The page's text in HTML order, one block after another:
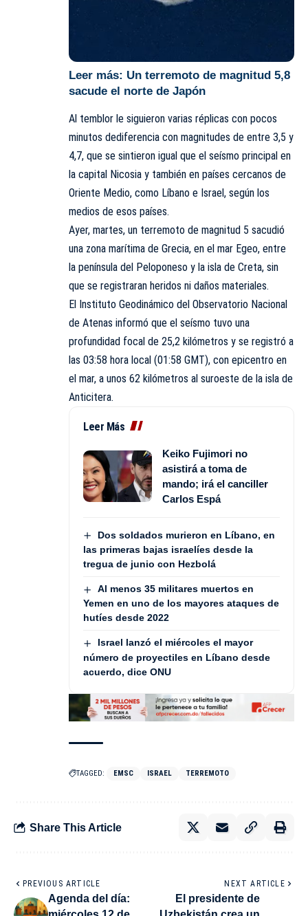
Leer más: Un terremoto de magnitud 5,8
sacude el norte de Japón
Al temblor le siguieron varias réplicas con pocos
minutos dediferencia con magnitudes de entre 3,5 y
4,7, que se sintieron igual que el seísmo principal en
la capital Nicosia y también en países cercanos de
Oriente Medio, como Líbano e Israel, según los
medios de esos países.
Ayer, martes, un terremoto de magnitud 5 sacudió
una zona marítima de Grecia, en el mar Egeo, entre
la península del Peloponeso y la isla de Creta, sin
que se registraran heridos ni daños materiales.
El Instituto Geodinámico del Observatorio Nacional
de Atenas informó que el seísmo tuvo una
profundidad focal de 25,2 kilómetros y se registró a
las 03:58 hora local (01:58 GMT), con epicentro en
el mar, a unos 62 kilómetros al suroeste de la isla de
Anticitera.
Leer Más
Keiko Fujimori no
asistirá a toma de
mando; irá el canciller
Carlos Espá
Dos soldados murieron en Líbano, en
las primeras bajas israelíes desde la
tregua de junio con Hezbolá
Al menos 35 militares muertos en
Yemen en uno de los mayores ataques de
hutíes desde 2022
Israel lanzó el miércoles el mayor
número de proyectiles en Líbano desde
acuerdo, dice ONU
TAGGED: EMSC ISRAEL TERREMOTO
Share This Article
PREVIOUS ARTICLE
Agenda del día:
NEXT ARTICLE
El presidente de